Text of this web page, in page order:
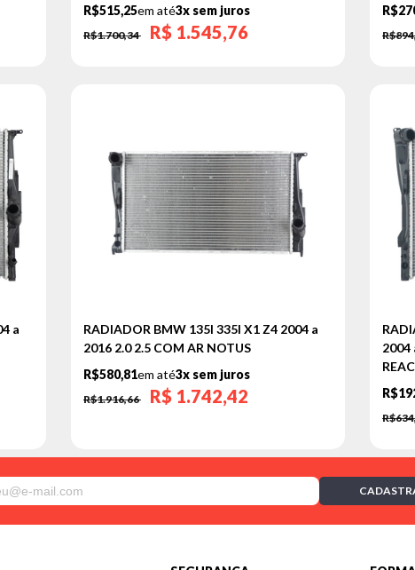
R$515,25em até3x sem juros
R$1.700,34 R$ 1.545,76
a
RADIADOR BMW 135I 335I X1 Z4 2004 a
2016 2.0 2.5 COM AR NOTUS
R$580,81em até3x sem juros
R$1.916,66 R$ 1.742,42
2004